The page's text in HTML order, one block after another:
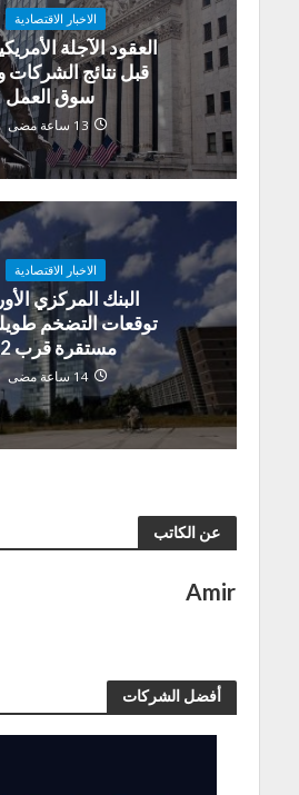
الاخبار الاقتصادية
العقود الآجلة
قبل نتائج الشركات
سوق العمل
13 ساعة مضى
الاخبار الاقتصادية
البنك المركزي
توقعات التضخم
مستقرة قرب 2%
14 ساعة مضى
عن الكاتب
Amir
أفضل الشركات